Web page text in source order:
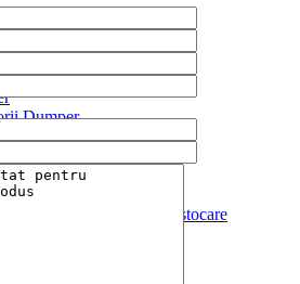
Constructii
Dumper
Betoane
de beton mobile
statii de beton
Echipamente si silozuri de stocare